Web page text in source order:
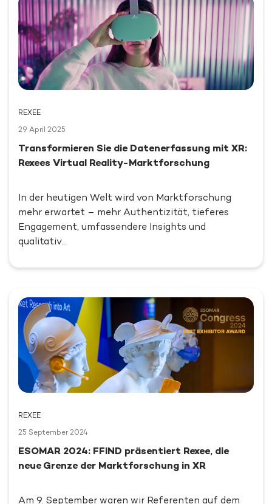
REXEE
29 April 2025
Transformieren Sie die Datenerfassung mit XR:
Rexees Virtual Reality-Marktforschung
In der heutigen Welt wird von Marktforschung
mehr erwartet – mehr Authentizität, tieferes
Engagement, umfassendere Insights und
qualitativ…
REXEE
25 September 2024
ESOMAR 2024: FFIND präsentiert Rexee, die
neue Grenze der Marktforschung in XR
Am 9. September waren wir Referenten auf dem